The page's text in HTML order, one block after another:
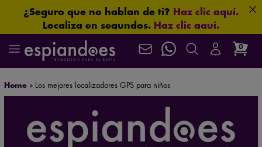
0
Home» Los mejores localizadores GPS para niños
¿Seguro que no hablan de ti? Haz clic aquí.
Localiza en segundos. Haz clic aquí.
Mira nuestros productos en acción en el
canal oficial de YouTube
Protección total para tus conversaciones.
Máxima confidencialidad: paquetes neutros que
protegen su privacidad
¿Y si ya te están vigilando?
Haz clic aquí.